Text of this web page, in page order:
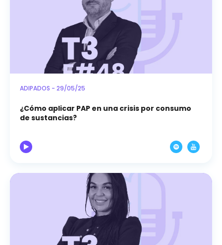
ADIPADOS - 29/05/25
¿Cómo aplicar PAP en una crisis por consumo
de sustancias?